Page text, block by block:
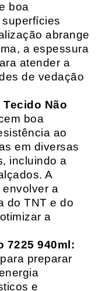
boa
abrange
a espessura
atender a
de vedação
Não
boa
ao
em diversas
incluindo a
A
a
do TNT e do
a
7225 940ml:
preparar
e